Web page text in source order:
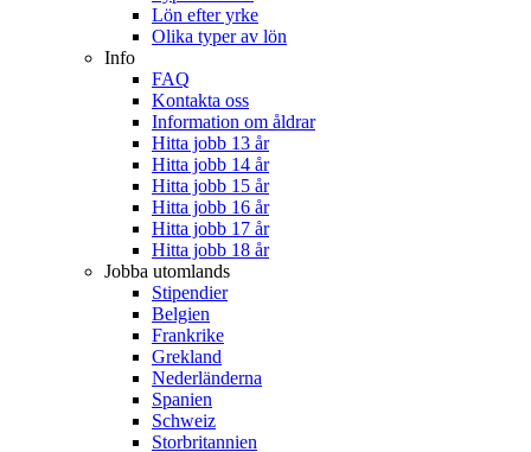
Lön efter yrke
Olika typer av lön
Info
FAQ
Kontakta oss
Information om åldrar
Hitta jobb 13 år
Hitta jobb 14 år
Hitta jobb 15 år
Hitta jobb 16 år
Hitta jobb 17 år
Hitta jobb 18 år
Jobba utomlands
Stipendier
Belgien
Frankrike
Grekland
Nederländerna
Spanien
Schweiz
Storbritannien